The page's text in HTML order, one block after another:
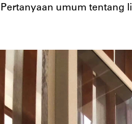
Pertanyaan umum tentang